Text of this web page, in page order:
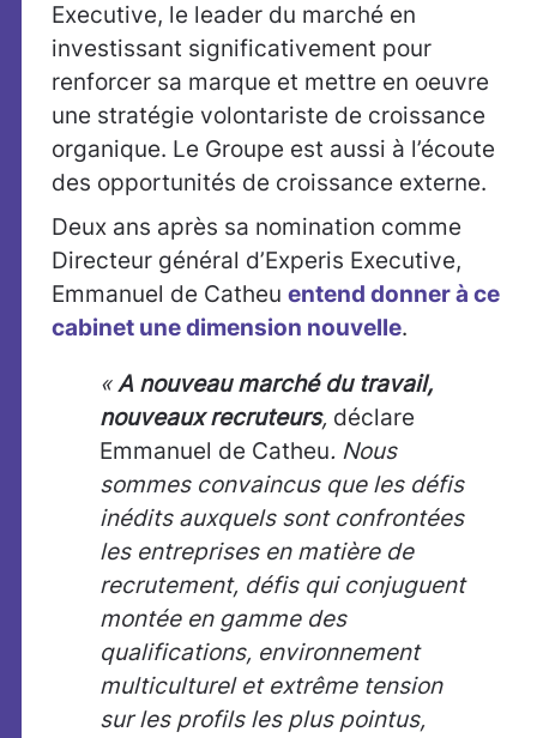
Executive, le leader du marché en
investissant significativement pour
renforcer sa marque et mettre en oeuvre
une stratégie volontariste de croissance
organique. Le Groupe est aussi à l’écoute
des opportunités de croissance externe.
Deux ans après sa nomination comme
Directeur général d’Experis Executive,
Emmanuel de Catheu entend donner à ce
cabinet une dimension nouvelle.
«A nouveau marché du travail,
nouveaux recruteurs, déclare
Emmanuel de Catheu. Nous
sommes convaincus que les défis
inédits auxquels sont confrontées
les entreprises en matière de
recrutement, défis qui conjuguent
montée en gamme des
qualifications, environnement
multiculturel et extrême tension
sur les profils les plus pointus,